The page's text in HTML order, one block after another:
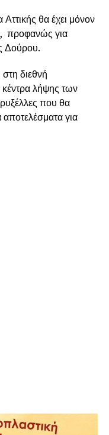
θα έχει μόνον
προφανώς για
Δούρου.
διεθνή
λήψης των
που θα
για